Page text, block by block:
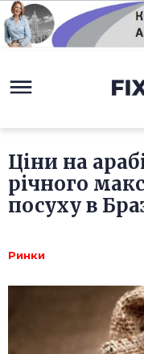
Ціни на
річного
посуху в
Ринки